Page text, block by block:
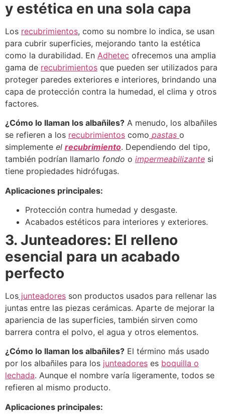
y estética en una sola capa
Los recubrimientos, como su nombre lo indica, se usan
para cubrir superficies, mejorando tanto la estética
como la durabilidad. En Adhetec ofrecemos una amplia
gama de recubrimientos que pueden ser utilizados para
proteger paredes exteriores e interiores, brindando una
capa de protección contra la humedad, el clima y otros
factores.
¿Cómo lo llaman los albañiles? A menudo, los albañiles
se refieren a los recubrimientos como pastas o
simplemente el recubrimiento. Dependiendo del tipo,
también podrían llamarlo fondo o impermeabilizante si
tiene propiedades hidrófugas.
Aplicaciones principales:
Protección contra humedad y desgaste.
Acabados estéticos para interiores y exteriores.
3. Junteadores: El relleno
esencial para un acabado
perfecto
Los junteadores son productos usados para rellenar las
juntas entre las piezas cerámicas. Aparte de mejorar la
apariencia de las superficies, también sirven como
barrera contra el polvo, el agua y otros elementos.
¿Cómo lo llaman los albañiles? El término más usado
por los albañiles para los junteadores es boquilla o
lechada. Aunque el nombre varía ligeramente, todos se
refieren al mismo producto.
Aplicaciones principales: